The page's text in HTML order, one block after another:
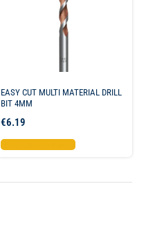
EASY CUT MULTI MATERIAL DRILL
BIT 4MM
€6.19
Προσθήκη στο καλάθι